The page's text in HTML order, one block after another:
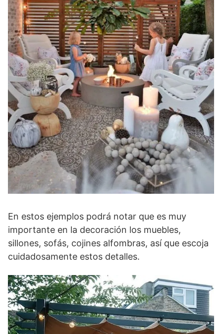
En estos ejemplos podrá notar que es muy
importante en la decoración los muebles,
sillones, sofás, cojines alfombras, así que escoja
cuidadosamente estos detalles.